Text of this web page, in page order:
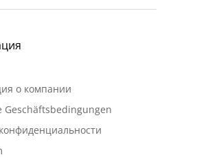
о компании
Geschäftsbedingungen